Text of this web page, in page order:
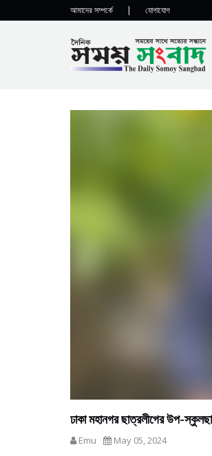
আমাদের সম্পর্কে | যোগাযোগ
ঢাকা মহানগর ছাত্রলীগের উপ-
Emu May 05, 2024